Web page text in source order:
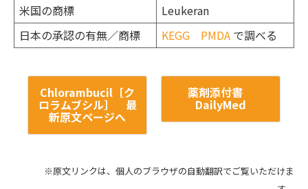
米国の商標
Leukeran
日本の承認の有無／商標
KEGG PMDA で調べる
Chlorambucil［ク
ロラムブシル］ 最
新原文ページへ
薬剤添付書
DailyMed
※原文リンクは、個人のブラウザの自動翻訳でご覧いただけま